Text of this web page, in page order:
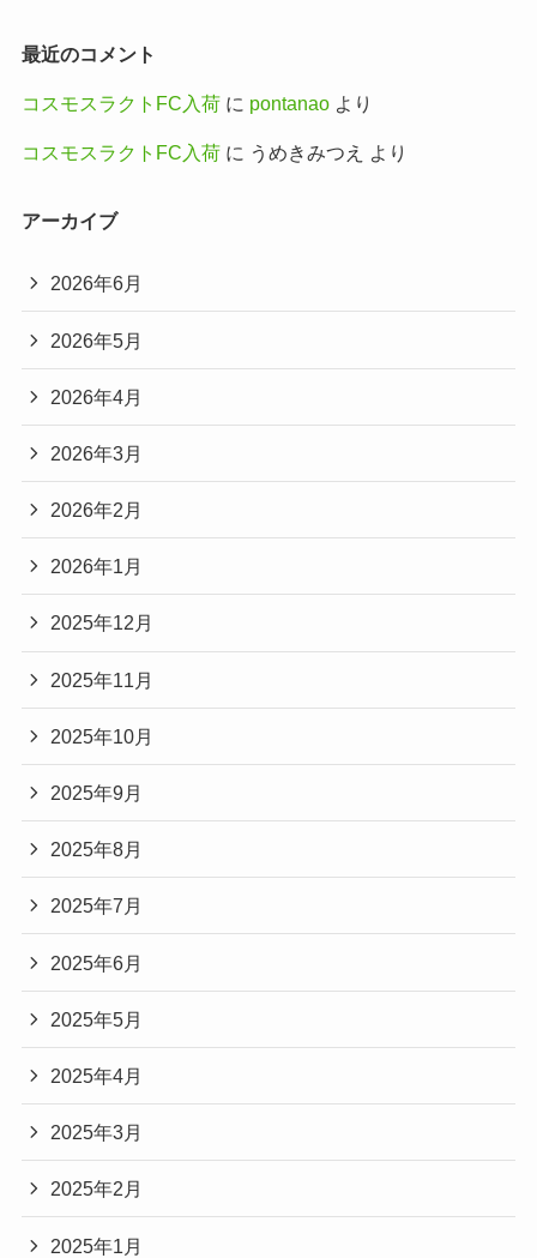
最近のコメント
コスモスラクトFC入荷に pontanaoより
コスモスラクトFC入荷に うめきみつえ より
アーカイブ
2026年6月
2026年5月
2026年4月
2026年3月
2026年2月
2026年1月
2025年12月
2025年11月
2025年10月
2025年9月
2025年8月
2025年7月
2025年6月
2025年5月
2025年4月
2025年3月
2025年2月
2025年1月